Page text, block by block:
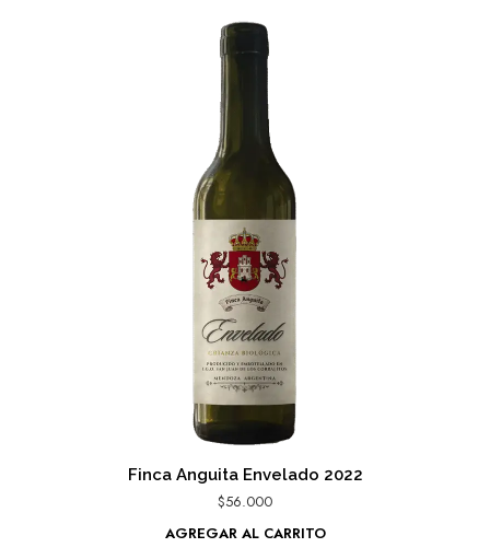
Finca Anguita Envelado 2022
$56.000
AGREGAR AL CARRITO